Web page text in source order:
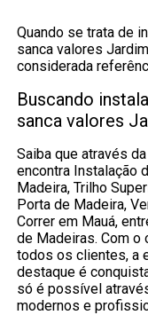
Quando se trata de
sanca valores
considerada
Buscando
sanca valores
Saiba que através
encontra Instalação
Madeira, Trilho
Porta de Madeira,
Correr em Mauá,
de Madeiras. Com
todos os clientes, a
destaque é
só é possível
modernos e